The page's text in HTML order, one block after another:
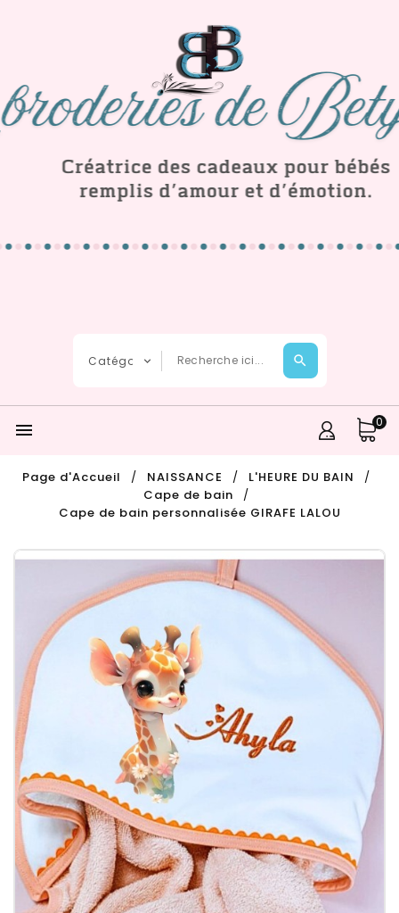
 0
Page d'Accueil NAISSANCE
L'HEURE DU BAIN
Cape de bain
Cape de bain personnalisée GIRAFE LALOU